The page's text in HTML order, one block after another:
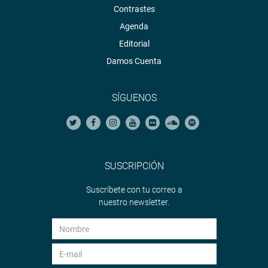
Contrastes
Agenda
Editorial
Damos Cuenta
SÍGUENOS
SUSCRIPCIÓN
Suscríbete con tu correo a
nuestro newsletter.